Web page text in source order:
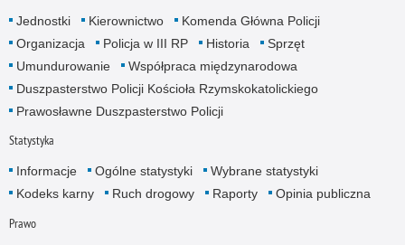
Jednostki Kierownictwo
Komenda Główna Policji
Organizacja
Policja w III RP Historia
Sprzęt
Umundurowanie
Współpraca międzynarodowa
Duszpasterstwo Policji Kościoła Rzymskokatolickiego
Prawosławne Duszpasterstwo Policji
Statystyka
Informacje Ogólne statystyki
Wybrane statystyki
Kodeks karny
Ruch drogowy Raporty Opinia publiczna
Prawo